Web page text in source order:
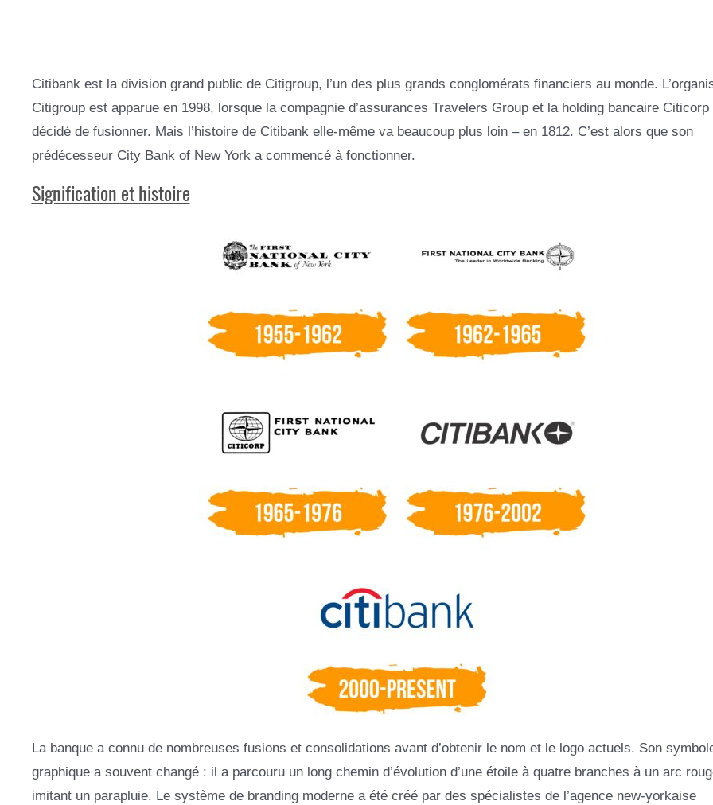
Citibank est la division grand public de Citigroup, l’un des plus grands conglomérats financiers au monde.
Citigroup est apparue en 1998, lorsque la compagnie d’assurances Travelers Group et la holding bancaire Citicorp
décidé de fusionner. Mais l’histoire de Citibank elle-même va beaucoup plus loin – en 1812. C’est alors que son
prédécesseur City Bank of New York a commencé à fonctionner.
Signification et histoire
La banque a connu de nombreuses fusions et consolidations avant d’obtenir le nom et le logo actuels. Son
graphique a souvent changé : il a parcouru un long chemin d’évolution d’une étoile à quatre branches à un arc
imitant un parapluie. Le système de branding moderne a été créé par des spécialistes de l’agence new-yorkaise